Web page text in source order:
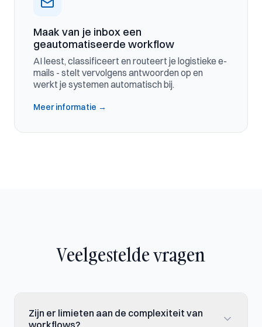
Maak van je inbox een
geautomatiseerde workflow
AI leest, classificeert en routeert je logistieke e-
mails - stelt vervolgens antwoorden op en
werkt je systemen automatisch bij.
Meer informatie →
Veelgestelde vragen
Zijn er limieten aan de complexiteit van
workflows?